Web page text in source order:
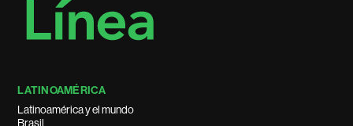
LATINOAMÉRICA
Latinoamérica y el mundo
Brasil